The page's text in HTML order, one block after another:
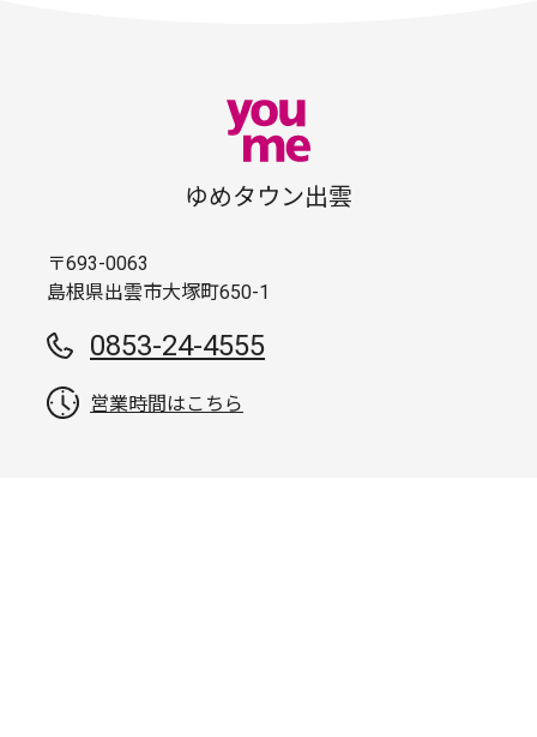
ゆめタウン出雲
〒693-0063
島根県出雲市大塚町650-1
0853-24-4555
営業時間はこちら